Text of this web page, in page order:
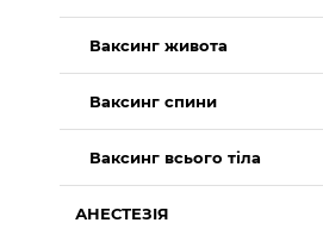
Ваксинг живота
Ваксинг спини
Ваксинг всього тіла
АНЕСТЕЗІЯ